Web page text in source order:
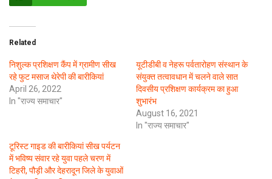
Related
निशुल्क प्रशिक्षण कैंप में ग्रामीण सीख
रहे फुट मसाज थेरेपी की बारीकियां
April 26, 2022
In "राज्य समाचार"
यूटीडीबी व नेहरू पर्वतारोहण संस्थान के
संयुक्त तत्वावधान में चलने वाले सात
दिवसीय प्रशिक्षण कार्यक्रम का हुआ
शुभारंभ
August 16, 2021
In "राज्य समाचार"
टूरिस्ट गाइड की बारीकियां सीख पर्यटन
में भविष्य संवार रहे युवा पहले चरण में
टिहरी, पौड़ी और देहरादून जिले के युवाओं